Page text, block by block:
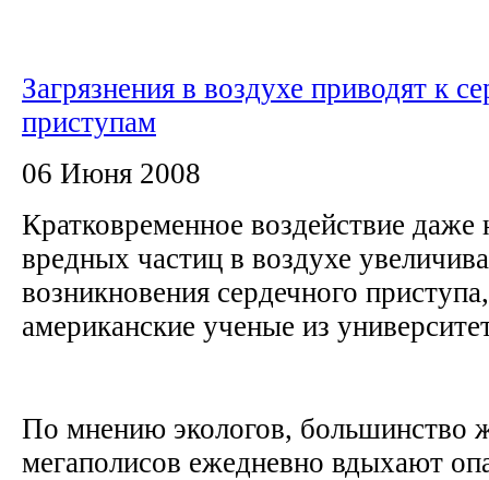
Загрязнения в воздухе приводят к
приступам
06 Июня 2008
Кратковременное воздействие даже
вредных частиц в воздухе
возникновения сердечного
американские ученые из
По мнению экологов, большинство
мегаполисов ежедневно вдыхают